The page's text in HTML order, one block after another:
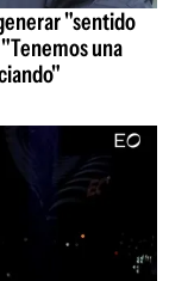
"sentido
una